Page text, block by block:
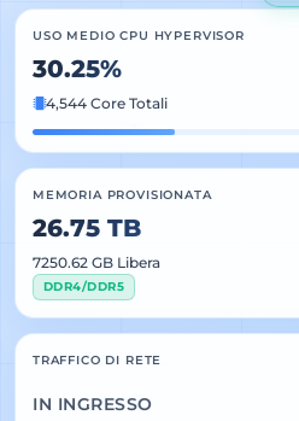
USO MEDIO CPU HYPERVISOR
30.25%
4,544 Core Totali
MEMORIA PROVISIONATA
26.75 TB
7250.62 GB Libera
DDR4/DDR5
TRAFFICO DI RETE
IN INGRESSO